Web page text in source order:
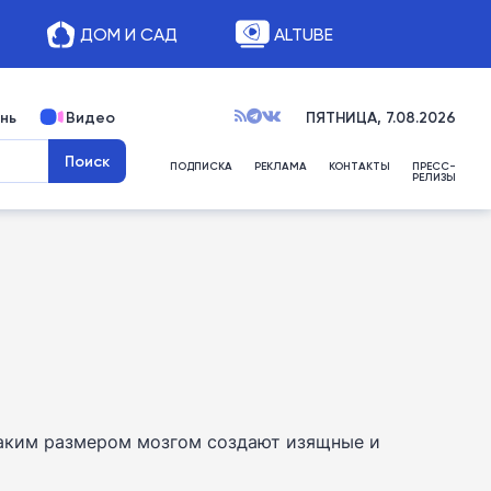
ДОМ И САД ALTUBE
Видео ПЯТНИЦА, 7.08.2026
ПОДПИСКА РЕКЛАМА КОНТАКТЫ ПРЕСС-
РЕЛИЗЫ
размером мозгом создают изящные и